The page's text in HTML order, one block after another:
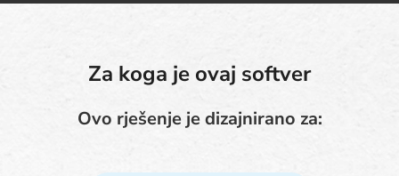
Za koga je ovaj softver
Ovo rješenje je dizajnirano za: